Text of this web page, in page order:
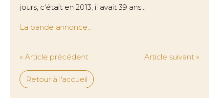
jours, c'était en 2013, il avait 39 ans...
La bande annonce...
« Article précédent Article suivant »
Retour à l'accueil